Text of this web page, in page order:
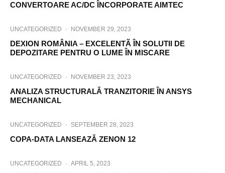
CONVERTOARE AC/DC ÎNCORPORATE AIMTEC
UNCATEGORIZED · NOVEMBER 29, 2023
DEXION ROMÂNIA – EXCELENTÃ ÎN SOLUTII DE
DEPOZITARE PENTRU O LUME ÎN MISCARE
UNCATEGORIZED · NOVEMBER 23, 2023
ANALIZA STRUCTURALĂ TRANZITORIE ÎN ANSYS
MECHANICAL
UNCATEGORIZED · SEPTEMBER 28, 2023
COPA-DATA LANSEAZĂ ZENON 12
UNCATEGORIZED · APRIL 5, 2023